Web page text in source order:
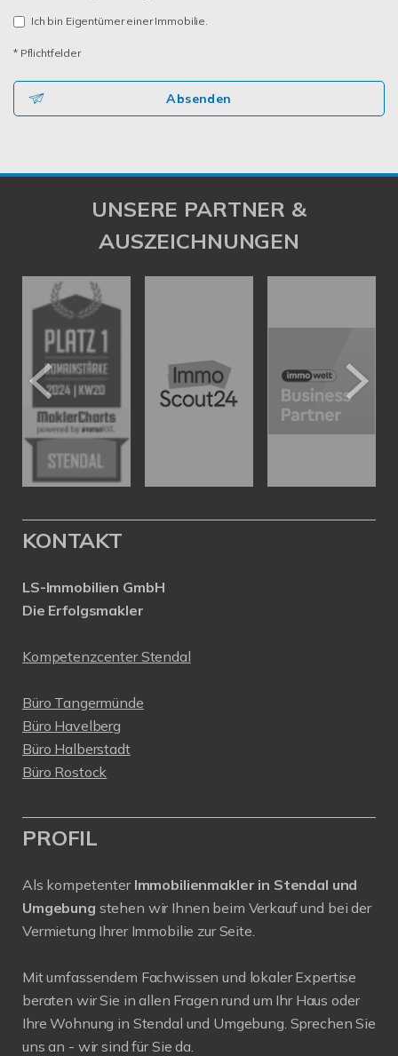
Ich bin Eigentümer einer Immobilie.
* Pflichtfelder
Absenden
UNSERE PARTNER &
AUSZEICHNUNGEN
KONTAKT
LS-Immobilien GmbH
Die Erfolgsmakler
Kompetenzcenter Stendal
Büro Tangermünde
Büro Havelberg
Büro Halberstadt
Büro Rostock
PROFIL
Als kompetenter Immobilienmakler in Stendal und
Umgebung stehen wir Ihnen beim Verkauf und bei der
Vermietung Ihrer Immobilie zur Seite.
Mit umfassendem Fachwissen und lokaler Expertise
beraten wir Sie in allen Fragen rund um Ihr Haus oder
Ihre Wohnung in Stendal und Umgebung. Sprechen Sie
uns an - wir sind für Sie da.